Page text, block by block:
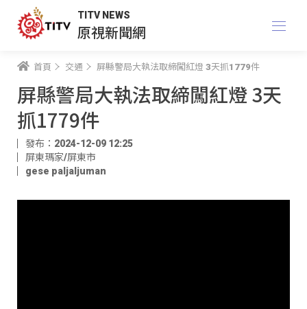
TITV NEWS
原視新聞網
首頁 交通 屏縣警局大執法取締闖紅燈 3天抓1779件
屏縣警局大執法取締闖紅燈 3天
抓1779件
發布：2024-12-09 12:25
屏東瑪家/屏東市
gese paljaljuman